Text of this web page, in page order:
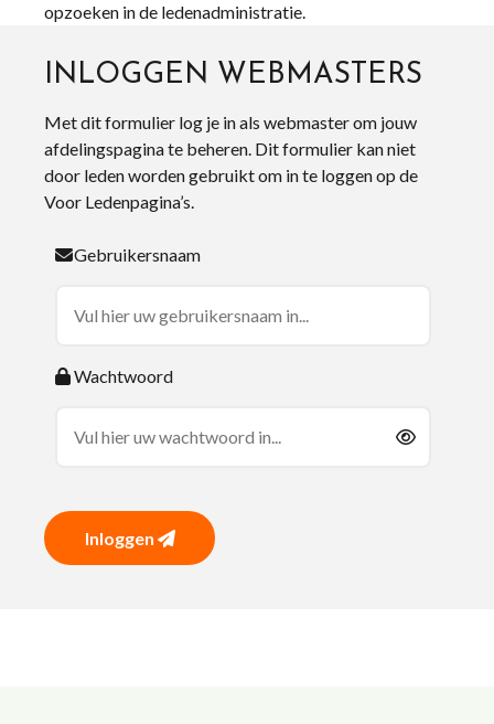
opzoeken in de ledenadministratie.
INLOGGEN WEBMASTERS
Met dit formulier log je in als webmaster om jouw
afdelingspagina te beheren. Dit formulier kan niet
door leden worden gebruikt om in te loggen op de
Voor Ledenpagina’s.
Gebruikersnaam
Wachtwoord
Inloggen